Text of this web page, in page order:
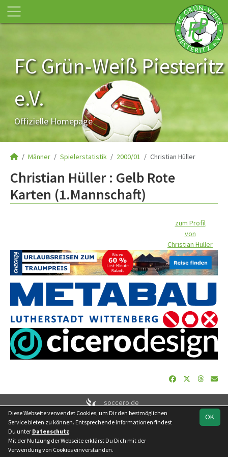
FC Grün-Weiß Piesteritz
e.V.
Offizielle Homepage
Männer Spielerstatistik 2000/01 Christian Hüller
Christian Hüller : Gelb Rote
Karten (1.Mannschaft)
zum Profil
von
Christian Hüller
soccero.de
© 2006 - 2026
Besucherstatistik Geburtstage Impressum
Datenschutz
Kontakt
OK
Diese Webseite verwendet Cookies, um Dir den bestmöglichen
Service bieten zu können. Entsprechende Informationen findest
Du unter Datenschutz.
Mit der Nutzung der Webseite erklärst Du Dich mit der
Verwendung von Cookies einverstanden.